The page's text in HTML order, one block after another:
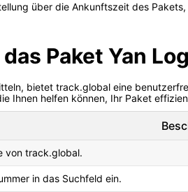
über die Ankunftszeit des
Paket Yan
bietet track.global eine
Ihnen helfen können, Ihr Paket
von track.global.
in das Suchfeld ein.